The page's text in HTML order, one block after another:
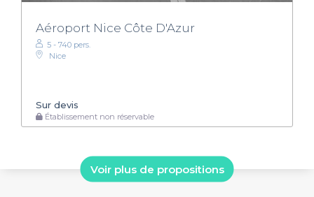
Aéroport Nice Côte D'Azur
5 - 740 pers.
Nice
Sur devis
Établissement non réservable
Voir plus de propositions